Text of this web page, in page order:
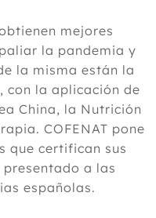
mejores
la pandemia y
la misma están la
con la aplicación de
China, la Nutrición
COFENAT pone
que certifican sus
presentado a las
españolas.